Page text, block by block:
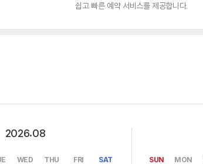
쉽고 빠른 예약 서비스를 제공합니다.
2026.08
WED THU FRI SAT SUN MON